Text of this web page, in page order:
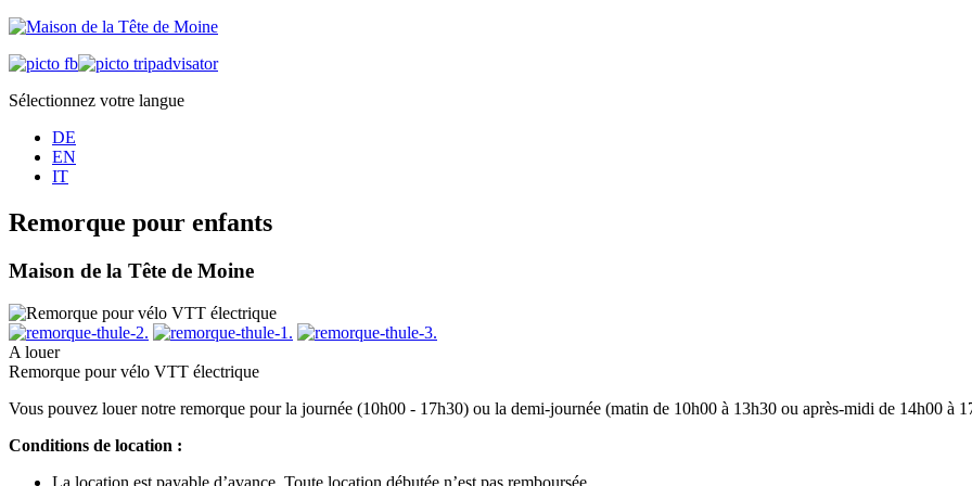
Sélectionnez votre langue
DE
EN
IT
Remorque pour enfants
Maison de la Tête de Moine
A louer
Remorque pour vélo VTT électrique
Vous pouvez louer notre remorque pour la journée (10h00 - 17h30) ou la demi-journée (matin de 10h00 à 13h30 ou après-midi de 14h00 à
Conditions de location :
La location est payable d’avance. Toute location débutée n’est pas remboursée.